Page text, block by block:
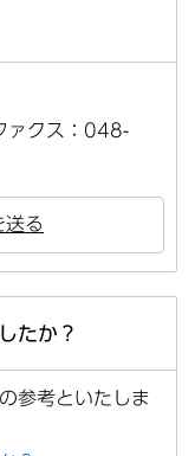
クス：048-
送る
たか？
参考といたしま